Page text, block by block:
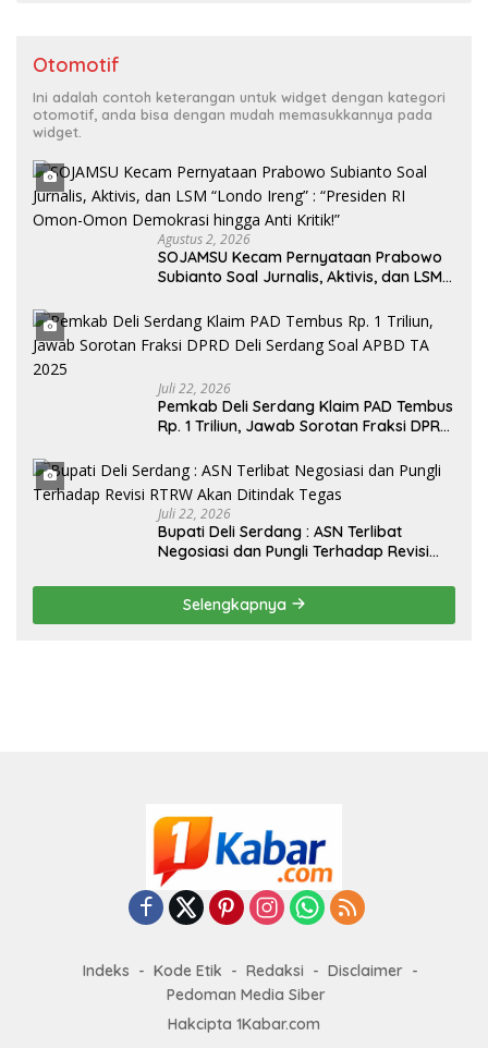
Otomotif
Ini adalah contoh keterangan untuk widget dengan kategori
otomotif, anda bisa dengan mudah memasukkannya pada
widget.
Agustus 2, 2026
SOJAMSU Kecam Pernyataan Prabowo
Subianto Soal Jurnalis, Aktivis, dan LSM
Omon Demokrasi hingga Anti Kritik!”
Juli 22, 2026
Pemkab Deli Serdang Klaim PAD Tembus
Rp. 1 Triliun, Jawab Sorotan Fraksi DPRD
Juli 22, 2026
Bupati Deli Serdang : ASN Terlibat
Negosiasi dan Pungli Terhadap Revisi
Selengkapnya
Indeks Kode Etik Redaksi
Disclaimer
Pedoman Media Siber
Hakcipta 1Kabar.com